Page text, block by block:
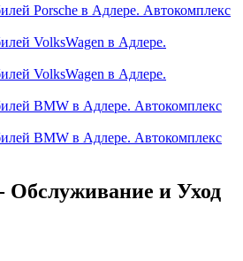
Обслуживание и Уход